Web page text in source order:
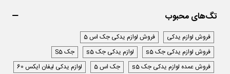
تگ‌های محبوب
فروش لوازم یدکی
فروش لوازم یدکی جک اس 5
فروش لوازم یدکی جک s5
لوازم یدکی جک s5
جک S5
فروش عمده لوازم یدکی جک s5
جک اس 5
لوازم یدکی لیفان ایکس 60